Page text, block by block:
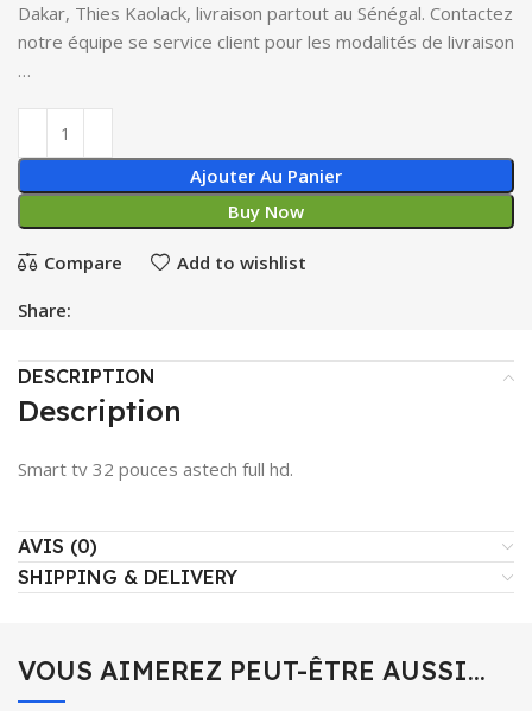
Dakar, Thies Kaolack, livraison partout au Sénégal. Contactez
notre équipe se service client pour les modalités de livraison
…
Ajouter Au Panier
Buy Now
Compare Add to wishlist
Share:
DESCRIPTION
Description
Smart tv 32 pouces astech full hd.
AVIS (0)
SHIPPING & DELIVERY
VOUS AIMEREZ PEUT-ÊTRE AUSSI…